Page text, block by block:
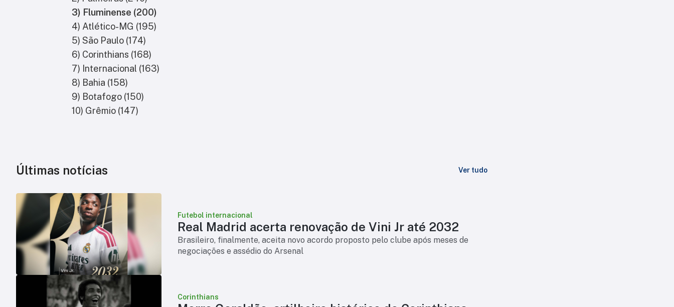
3) Fluminense (200)
4) Atlético-MG (195)
5) São Paulo (174)
6) Corinthians (168)
7) Internacional (163)
8) Bahia (158)
9) Botafogo (150)
10) Grêmio (147)
Últimas notícias Ver tudo
Futebol internacional
Real Madrid acerta renovação de Vini Jr até 2032
Brasileiro, finalmente, aceita novo acordo proposto pelo clube após meses de
negociações e assédio do Arsenal
Corinthians